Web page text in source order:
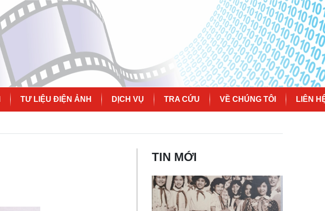
TƯ LIỆU ĐIỆN ẢNH DỊCH VỤ TRA CỨU VỀ CHÚNG TÔI LIÊN
TIN MỚI